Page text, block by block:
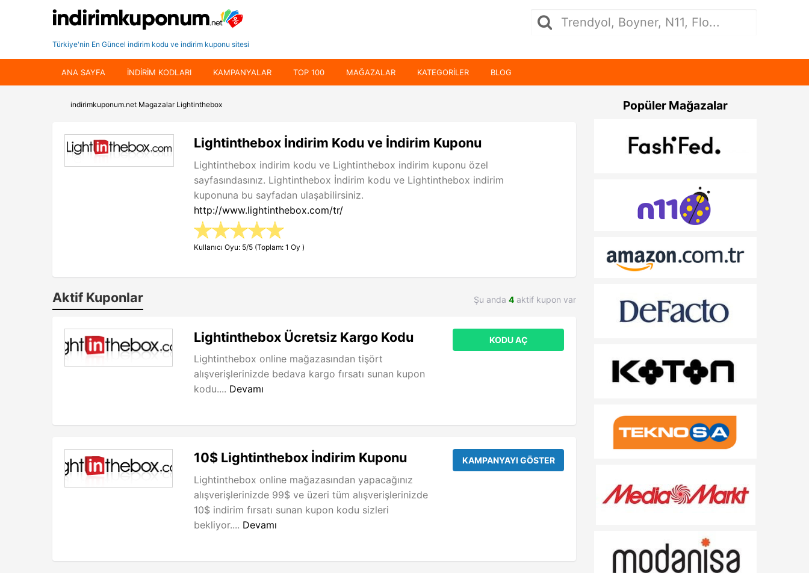
Türkiye'nin En Güncel indirim kodu ve indirim kuponu sitesi
ANA SAYFA INDIRIM KODLARI KAMPANYALAR TOP 100 MAĞAZALAR KATEGORILER BLOG
indirimkuponum.net Magazalar Lightinthebox
Lightinthebox İndirim Kodu ve İndirim Kuponu
Lightinthebox indirim kodu ve Lightinthebox indirim kuponu özel
sayfasındasınız. Lightinthebox İndirim kodu ve Lightinthebox indirim
kuponuna bu sayfadan ulaşabilirsiniz.
http://www.lightinthebox.com/tr/
Kullanıcı Oyu: 5/5 (Toplam: 1 Oy )
Aktif Kuponlar Şu anda 4 aktif kupon var
Lightinthebox Ücretsiz Kargo Kodu
Lightinthebox online mağazasından tişört
alışverişlerinizde bedava kargo fırsatı sunan kupon
kodu.... Devamı
KODU AÇ
10$ Lightinthebox İndirim Kuponu
Lightinthebox online mağazasından yapacağınız
alışverişlerinizde 99$ ve üzeri tüm alışverişlerinizde
10$ indirim fırsatı sunan kupon kodu sizleri
bekliyor.... Devamı
KAMPANYAYI GÖSTER
Popüler Mağazalar